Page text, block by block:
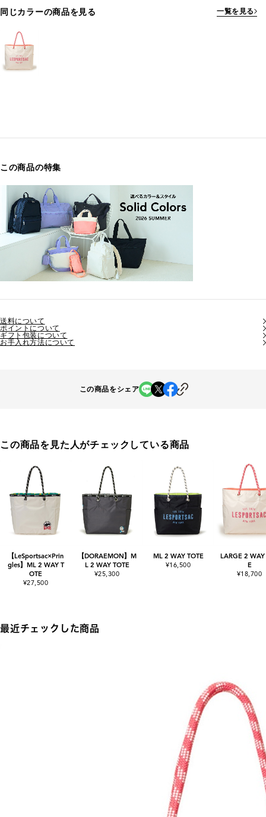
同じカラーの商品を見る 一覧を見る
この商品の特集
送料について
ポイントについて
ギフト包装について
お手入れ方法について
この商品をシェア
この商品を見た人がチェックしている商品
【LeSportsac×Prin
gles】ML 2 WAY T
OTE
¥27,500
【DORAEMON】M
L 2 WAY TOTE
¥25,300
ML 2 WAY TOTE
¥16,500
LARGE 2 WAY
E
¥18,700
最近チェックした商品